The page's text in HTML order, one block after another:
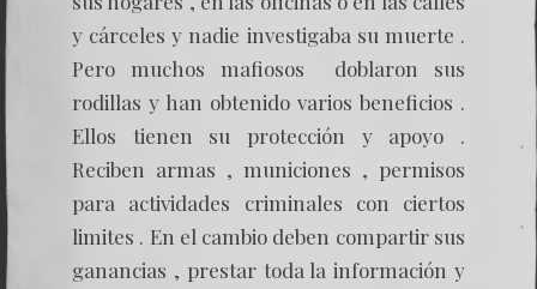
y cárceles y nadie investigaba su muerte .
Pero muchos mafiosos doblaron sus
rodillas y han obtenido varios beneficios .
Ellos tienen su protección y apoyo .
Reciben armas , municiones , permisos
para actividades criminales con ciertos
limites . En el cambio deben compartir sus
ganancias , prestar toda la información y